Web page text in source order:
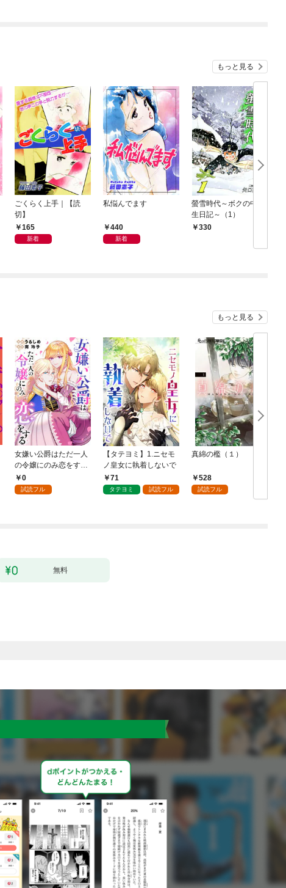
もっと見る
ごくらく上手｜【読
切】
165
新着
私悩んでます
440
新着
螢雪時代～ボクの中学
生日記～（1）
330
もっと見る
女嫌い公爵はただ一人
の令嬢にのみ恋をする
（分冊版）第１話
0
試読フル
【タテヨミ】1.ニセモ
ノ皇女に執着しないで
71
タテヨミ 試読フル
真綿の檻（１）
528
試読フル
無料